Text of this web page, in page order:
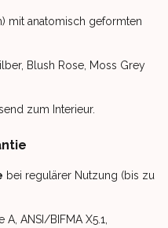
mit anatomisch geformten
Blush Rose, Moss Grey
zum Interieur.
bei regulärer Nutzung (bis zu
ANSI/BIFMA X5.1,